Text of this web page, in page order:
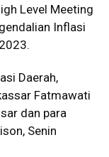
Level Meeting
Inflasi
Daerah,
Fatmawati
dan para
Senin